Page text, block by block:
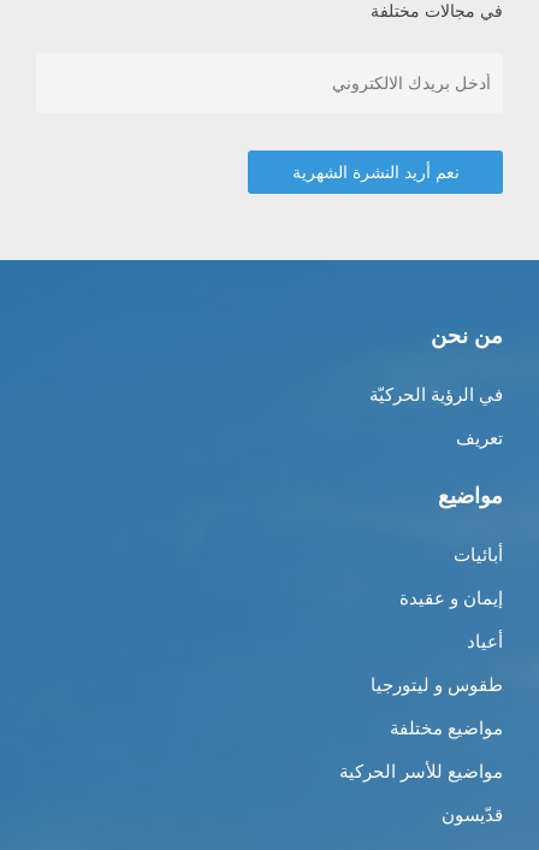
في مجالات مختلفة
من نحن
في الرؤية الحركيّة
تعريف
مواضيع
أبائيات
إيمان و عقيدة
أعياد
طقوس و ليتورجيا
مواضيع مختلفة
مواضيع للأسر الحركية
قدّيسون